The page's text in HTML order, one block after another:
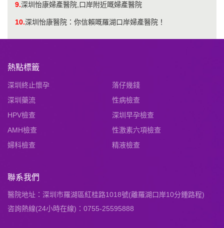
9.深圳怡康婦產醫院,口岸附近嘅婦產醫院
10.深圳怡康醫院：你信賴嘅羅湖口岸婦產醫院！
熱點標籤
深圳終止懷孕
落仔幾錢
深圳藥流
性病檢查
HPV檢查
深圳早孕檢查
AMH檢查
性激素六項檢查
婦科檢查
精液檢查
聯系我們
醫院地址：深圳市羅湖區紅桂路1018號(離羅湖口岸10分鍾路程)
咨詢熱線(24小時在線)：0755-25595888